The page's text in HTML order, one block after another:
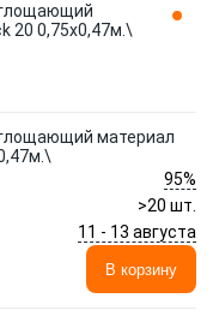
20 0,75x0,47м.\
материал
95%
>20 шт.
11 - 13 августа
В корзину